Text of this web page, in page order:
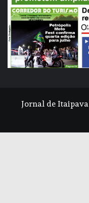
Jornal de Itaipava